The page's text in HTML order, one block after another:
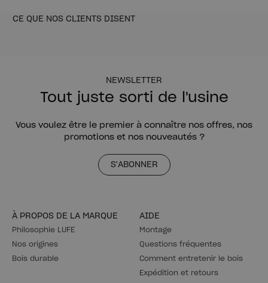
CE QUE NOS CLIENTS DISENT
NEWSLETTER
Tout juste sorti de l'usine
Vous voulez être le premier à connaître nos offres, nos
promotions et nos nouveautés ?
S'ABONNER
À PROPOS DE LA MARQUE
Philosophie LUFE
Nos origines
Bois durable
AIDE
Montage
Questions fréquentes
Comment entretenir le bois
Expédition et retours